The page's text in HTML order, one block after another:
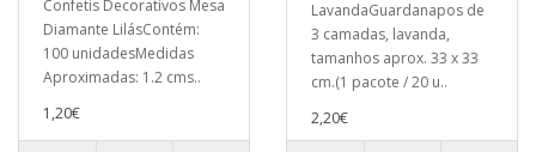
Confetis Decorativos Mesa
Diamante LilásContém:
100 unidadesMedidas
Aproximadas: 1.2 cms..
1,20€
LavandaGuardanapos de
3 camadas, lavanda,
tamanhos aprox. 33 x 33
cm.(1 pacote / 20 u..
2,20€